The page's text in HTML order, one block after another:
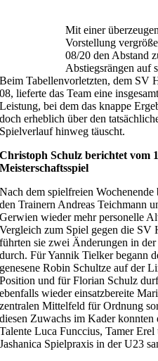
Mit einer
Vorstellung
08/20 den Abstand
Abstiegsrängen auf
Beim Tabellenvorletzten, dem SV
08, lieferte das Team eine
Leistung, bei dem das knappe
doch erheblich über den
Spielverlauf hinweg täuscht.
Christoph Schulz berichtet vom
Meisterschaftsspiel
Nach dem spielfreien Wochenende
den Trainern Andreas Teichmann
Gerwien wieder mehr personelle
Vergleich zum Spiel gegen die SV
führten sie zwei Änderungen in
durch. Für Yannik Tielker begann
genesene Robin Schultze auf der
Position und für Florian Schulz
ebenfalls wieder einsatzbereite
zentralen Mittelfeld für Ordnung
diesen Zuwachs im Kader konnten
Talente Luca Funccius, Tamer
Jashanica Spielpraxis in der U23